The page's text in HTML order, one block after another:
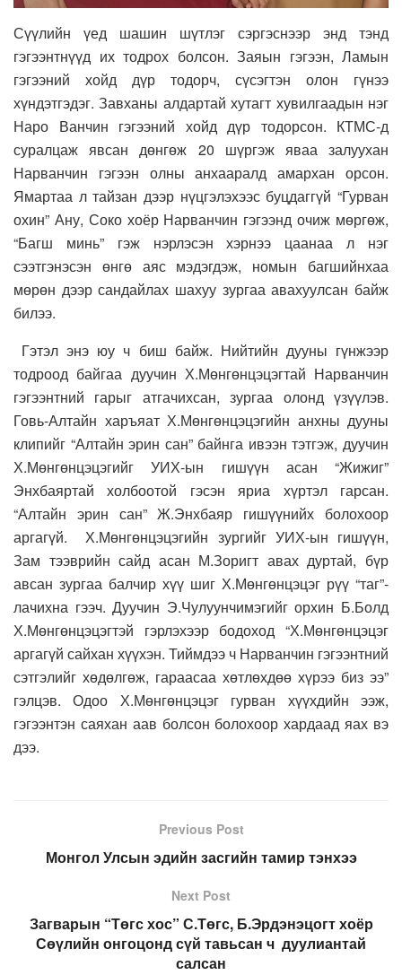
Сүүлийн үед шашин шүтлэг сэргэснээр энд тэнд
гэгээнтнүүд их тодрох болсон. Заяын гэгээн, Ламын
гэгээний хойд дүр тодорч, сүсэгтэн олон гүнээ
хүндэтгэдэг. Завханы алдартай хутагт хувилгаадын нэг
Наро Ванчин гэгээний хойд дүр тодорсон. КТМС-д
суралцаж явсан дөнгөж 20 шүргэж яваа залуухан
Нарванчин гэгээн олны анхааралд амархан орсон.
Ямартаа л тайзан дээр нүцгэлэхээс буцдаггүй “Гурван
охин” Ану, Соко хоёр Нарванчин гэгээнд очиж мөргөж,
“Багш минь” гэж нэрлэсэн хэрнээ цаанаа л нэг
сээтгэнэсэн өнгө аяс мэдэгдэж, номын багшийнхаа
мөрөн дээр сандайлах шахуу зургаа авахуулсан байж
билээ.
Гэтэл энэ юу ч биш байж. Нийтийн дууны гүнжээр
тодроод байгаа дуучин Х.Мөнгөнцэцэгтай Нарванчин
гэгээнтний гарыг атгачихсан, зургаа олонд үзүүлэв.
Говь-Алтайн харъяат Х.Мөнгөнцэцэгийн анхны дууны
клипийг “Алтайн эрин сан” байнга ивээн тэтгэж, дуучин
Х.Мөнгөнцэцэгийг УИХ-ын гишүүн асан “Жижиг”
Энхбаяртай холбоотой гэсэн яриа хүртэл гарсан.
“Алтайн эрин сан” Ж.Энхбаяр гишүүнийх болохоор
аргагүй. Х.Мөнгөнцэцэгийн зургийг УИХ-ын гишүүн,
Зам тээврийн сайд асан М.Зоригт авах дуртай, бүр
авсан зургаа балчир хүү шиг Х.Мөнгөнцэцэг рүү “таг”-
лачихна гээч. Дуучин Э.Чулуунчимэгийг орхин Б.Болд
Х.Мөнгөнцэцэгтэй гэрлэхээр бодоход “Х.Мөнгөнцэцэг
аргагүй сайхан хүүхэн. Тиймдээ ч Нарванчин гэгээнтний
сэтгэлийг хөдөлгөж, гараасаа хөтлөхдөө хүрээ биз ээ”
гэлцэв. Одоо Х.Мөнгөнцэцэг гурван хүүхдийн ээж,
гэгээнтэн саяхан аав болсон болохоор хардаад яах вэ
дээ.
Previous Post
Монгол Улсын эдийн засгийн тамир тэнхээ
Next Post
Загварын “Төгс хос” С.Төгс, Б.Эрдэнэцогт хоёр
Сөүлийн онгоцонд сүй тавьсан ч дуулиантай
салсан